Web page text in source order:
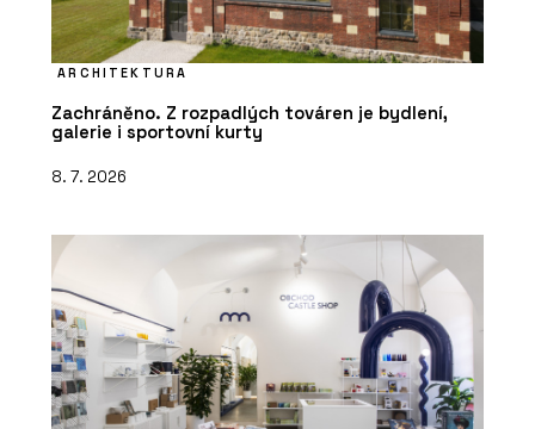
ARCHITEKTURA
Zachráněno. Z rozpadlých továren je bydlení,
galerie i sportovní kurty
8. 7. 2026